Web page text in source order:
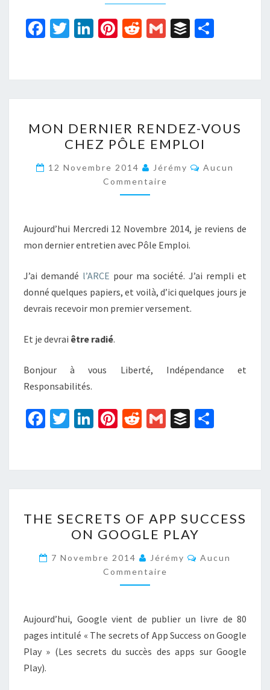
Fa
o
o
k
T
er
Li
dI
n
Pi
es
t
R
di
t
G
l
B
er ge
r
DERNIER
RENDEZ-
VOUS
CHEZ
PÔLE
MON DERNIER RENDEZ-VOUS
CHEZ PÔLE EMPLOI
12 Novembre 2014 Jérémy Commentaires
Aucun
Commentaire
Aujourd’hui Mercredi 12 Novembre 2014, je reviens de
mon dernier entretien avec Pôle Emploi.
J’ai demandé l’ARCE pour ma société. J’ai rempli et
donné quelques papiers, et voilà, d’ici quelques jours je
devrais recevoir mon premier versement.
Et je devrai être radié.
Bonjour à vous Liberté, Indépendance et
Responsabilités.
Fa
o
o
k
T
er
Li
dI
n
Pi
es
t
R
di
t
G
l
B
er ge
r
SECRETS
OF
APP
SUCCESS
ON
PLAY
THE SECRETS OF APP SUCCESS
ON GOOGLE PLAY
7 Novembre 2014 Jérémy Commentaires
Aucun
Commentaire
Aujourd’hui, Google vient de publier un livre de 80
pages intitulé « The secrets of App Success on Google
Play » (Les secrets du succès des apps sur Google
Play).